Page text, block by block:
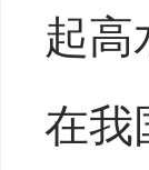
起
在我